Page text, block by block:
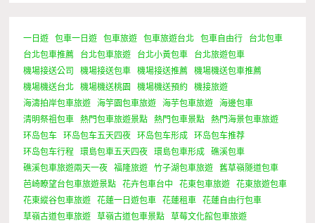
一日遊 包車一日遊 包車旅遊 包車旅遊台北 包車自由行
台北包車
台北包車推薦
台北包車旅遊 台北小黃包車
台北旅遊包車
機場接送公司
機場接送包車 機場接送推薦
機場機送包車推薦
機場機送台北
機場機送桃園 機場機送預約
機接旅遊
海濤拍岸包車旅遊
海竽園包車旅遊 海芋包車旅遊
海邊包車
清明祭祖包車
熱門包車旅遊景點 熱門包車景點
熱門海景包車旅遊
环岛包车
环岛包车五天四夜 环岛包车形成
环岛包车推荐
环岛包车行程
環島包車五天四夜 環島包車形成
礁溪包車
礁溪包車旅遊兩天一夜
福隆旅遊 竹子湖包車旅遊
舊草嶺隧道包車
芭崎瞭望台包車旅遊景點
花卉包車台中 花東包車旅遊
花東旅遊包車
花東縱谷包車旅遊
花蓮一日遊包車 花蓮租車
花蓮自由行包車
草嶺古道包車旅遊
草嶺古道包車景點
草莓文化館包車旅遊